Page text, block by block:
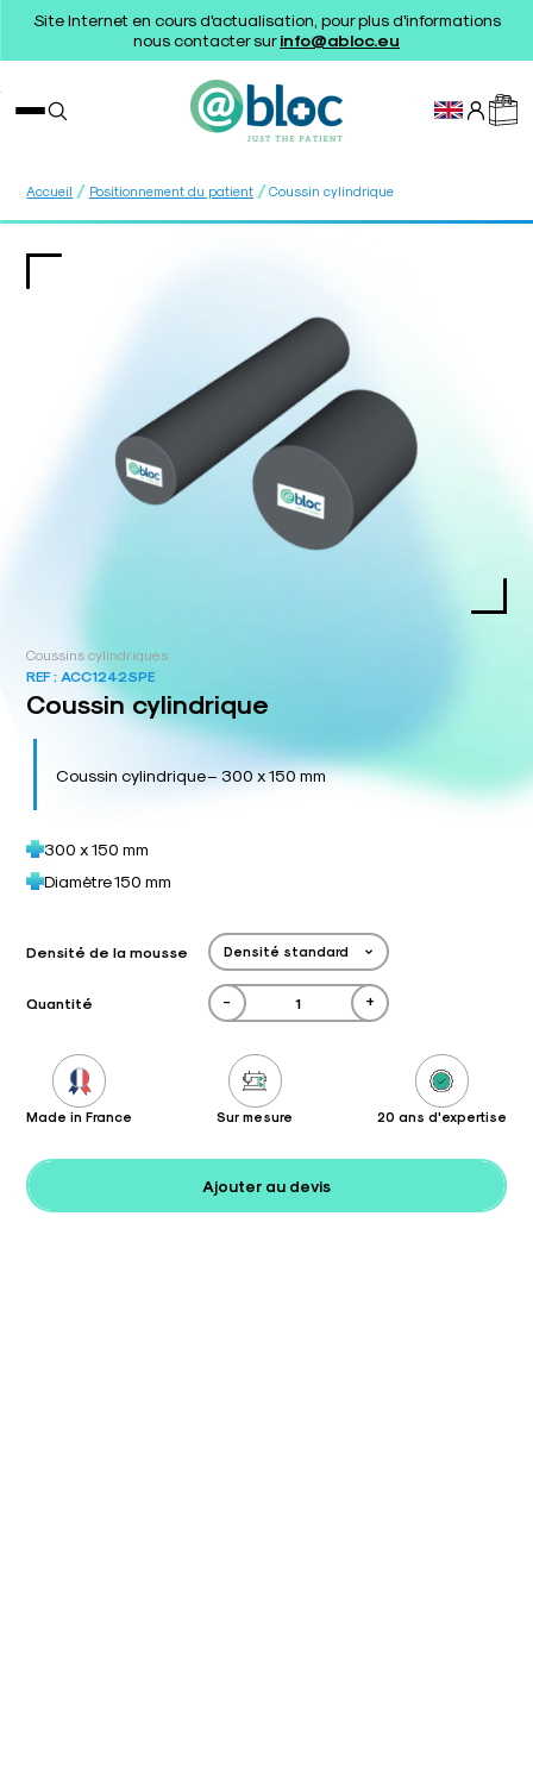
Site Internet en cours d'actualisation, pour plus d'informations
nous contacter surinfo@abloc.eu
Accueil / Positionnement du patient / Coussin cylindrique
Coussins cylindriques
REF : ACC1242SPE
Coussin cylindrique
Coussin cylindrique – 300 x 150 mm
300 x 150 mm
Diamètre 150 mm
Densité de la mousse
Quantité - +
Made in France Sur mesure 20 ans d'expertise
Ajouter au devis